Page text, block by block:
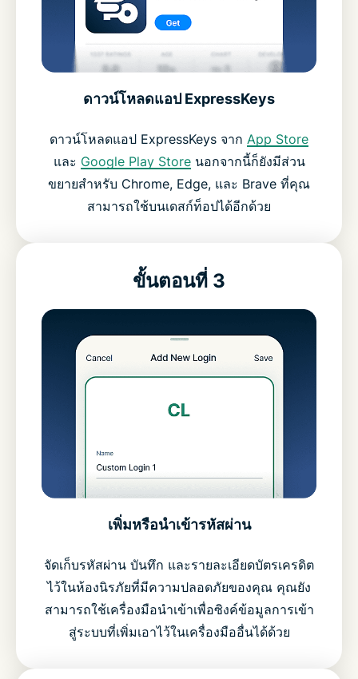
ดาวน์โหลดแอป ExpressKeys
ดาวน์โหลดแอป ExpressKeys จาก App Store
และ Google Play Storeนอกจากนี้ก็ยังมีส่วน
ขยายสำหรับ Chrome, Edge, และ Brave ที่คุณ
สามารถใช้บนเดสก์ท็อปได้อีกด้วย
ขั้นตอนที่ 3
เพิ่มหรือนำเข้ารหัสผ่าน
จัดเก็บรหัสผ่าน บันทึก และรายละเอียดบัตรเครดิต
ไว้ในห้องนิรภัยที่มีความปลอดภัยของคุณ คุณยัง
สามารถใช้เครื่องมือนำเข้าเพื่อซิงค์ข้อมูลการเข้า
สู่ระบบที่เพิ่มเอาไว้ในเครื่องมืออื่นได้ด้วย